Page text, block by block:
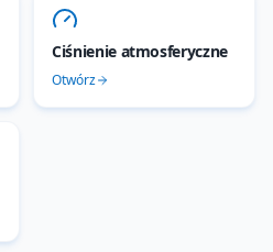
Ciśnienie atmosferyczne
Otwórz